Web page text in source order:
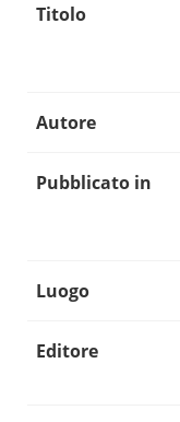
Titolo
Autore
Pubblicato in
Luogo
Editore